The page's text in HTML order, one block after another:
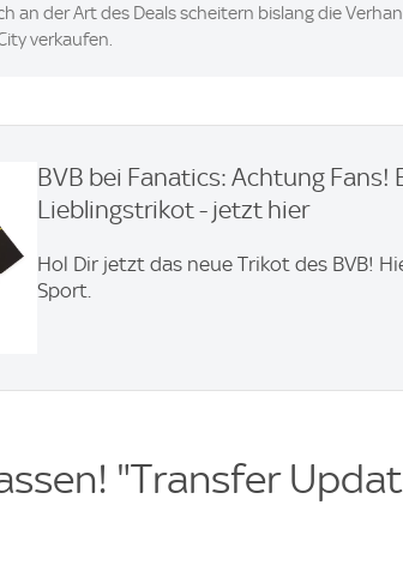
an der Art des Deals scheitern bislang die
verkaufen.
BVB bei Fanatics: Achtung Fans!
Lieblingstrikot - jetzt hier
Hol Dir jetzt das neue Trikot des BVB!
Sport.
"Transfer